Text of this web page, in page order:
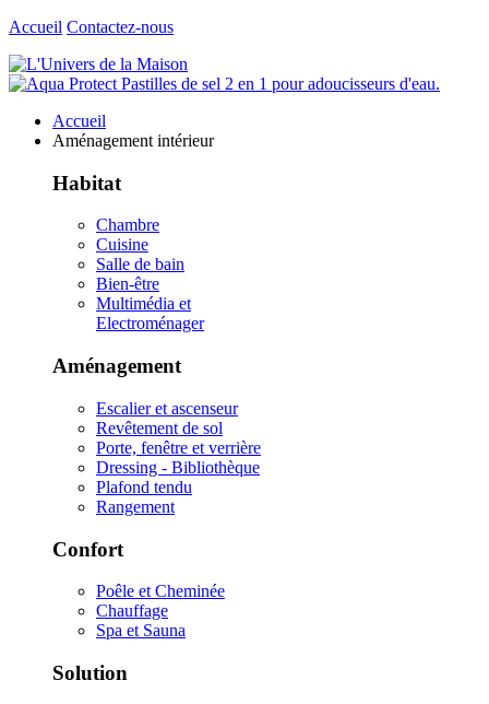
Accueil Contactez-nous
Accueil
Aménagement intérieur
Habitat
Chambre
Cuisine
Salle de bain
Bien-être
Multimédia et
Electroménager
Aménagement
Escalier et ascenseur
Revêtement de sol
Porte, fenêtre et verrière
Dressing - Bibliothèque
Plafond tendu
Rangement
Confort
Poêle et Cheminée
Chauffage
Spa et Sauna
Solution